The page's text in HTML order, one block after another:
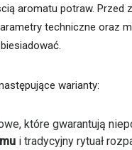
aromatu potraw. Przed
techniczne oraz
warianty:
które gwarantują
i tradycyjny rytuał